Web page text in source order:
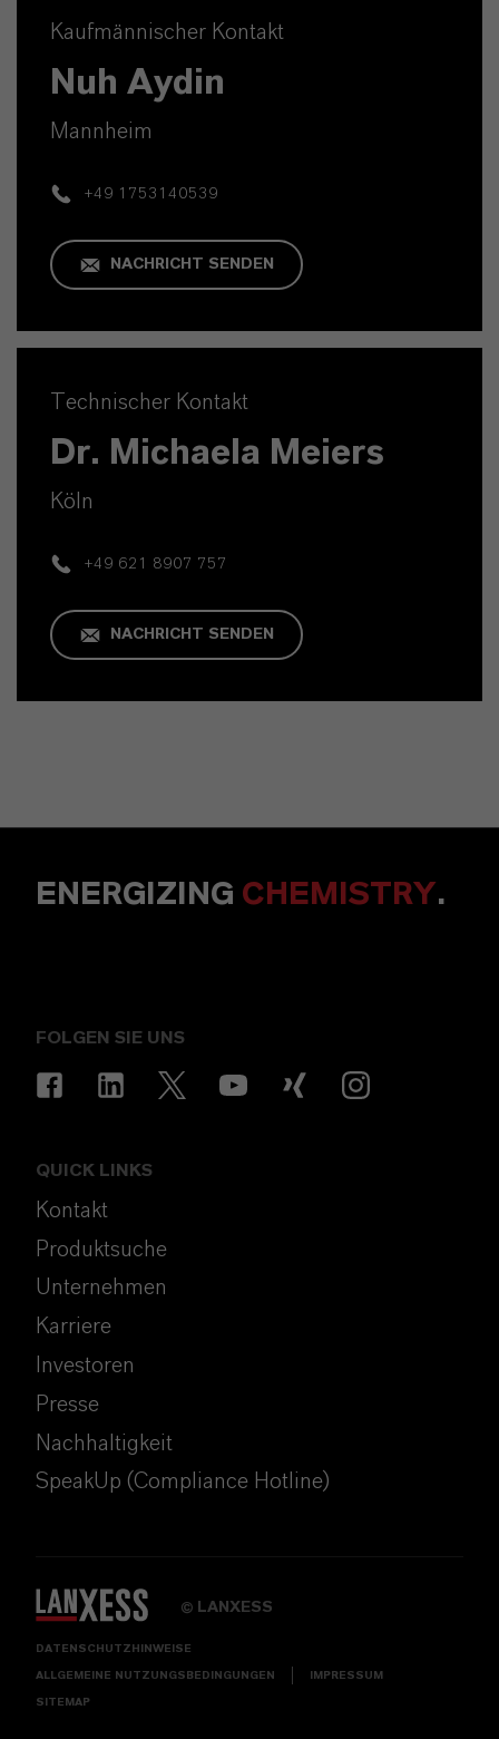
Kaufmännischer Kontakt
Nuh Aydin
Mannheim
+49 1753140539
NACHRICHT SENDEN
Technischer Kontakt
Dr. Michaela Meiers
Köln
+49 621 8907 757
NACHRICHT SENDEN
ENERGIZING CHEMISTRY.
FOLGEN SIE UNS
QUICK LINKS
Kontakt
Produktsuche
Unternehmen
Karriere
Investoren
Presse
Nachhaltigkeit
SpeakUp (Compliance Hotline)
© LANXESS
DATENSCHUTZHINWEISE
ALLGEMEINE NUTZUNGSBEDINGUNGEN IMPRESSUM
SITEMAP